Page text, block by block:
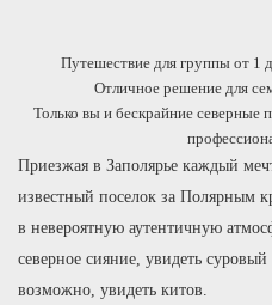
Путешествие для группы от 1
Отличное решение для
Только вы и бескрайние
Приезжая в Заполярье каждый
известный поселок за Полярным
в невероятную аутентичную
северное сияние, увидеть
возможно, увидеть китов.